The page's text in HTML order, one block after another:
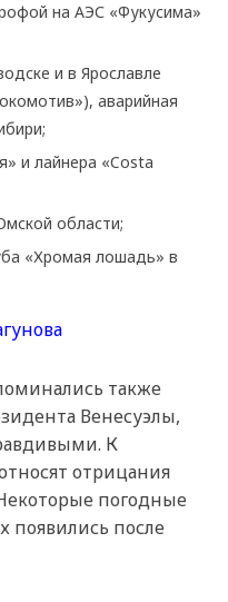
на АЭС «Фукусима»
и в Ярославле
аварийная
и лайнера «Costa
области;
«Хромая лошадь» в
также
Венесуэлы,
К
отрицания
погодные
появились после